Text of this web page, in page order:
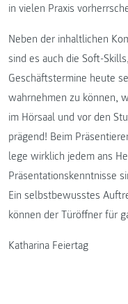
in vielen Praxis
Neben der inhaltlichen
sind es auch die Soft-
Geschäftstermine heute
wahrnehmen zu können,
im Hörsaal und vor den
prägend! Beim
lege wirklich jedem ans
Präsentationskenntnisse
Ein selbstbewusstes
können der Türöffner für
Katharina Feiertag